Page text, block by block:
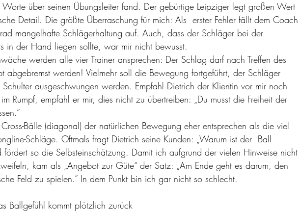
Worte über seinen Übungsleiter fand. Der gebürtige Leipziger legt großen Wert
Detail. Die größte Überraschung für mich: Als  erster Fehler fällt dem Coach
mangelhafte Schlägerhaltung auf. Auch, dass der Schläger bei der
in der Hand liegen sollte, war mir nicht bewusst.
werden alle vier Trainer ansprechen: Der Schlag darf nach Treffen des
abgebremst werden! Vielmehr soll die Bewegung fortgeführt, der Schläger
Schulter ausgeschwungen werden. Empfahl Dietrich der Klientin vor mir noch
Rumpf, empfahl er mir, dies nicht zu übertreiben: „Du musst die Freiheit der
Bälle (diagonal) der natürlichen Bewegung eher entsprechen als die viel
Schläge. Oftmals fragt Dietrich seine Kunden: „Warum ist der  Ball
fördert so die Selbsteinschätzung. Damit ich aufgrund der vielen Hinweise nicht
kam als „Angebot zur Güte“ der Satz: „Am Ende geht es darum, den
Feld zu spielen.“ In dem Punkt bin ich gar nicht so schlecht.
Ballgefühl kommt plötzlich zurück